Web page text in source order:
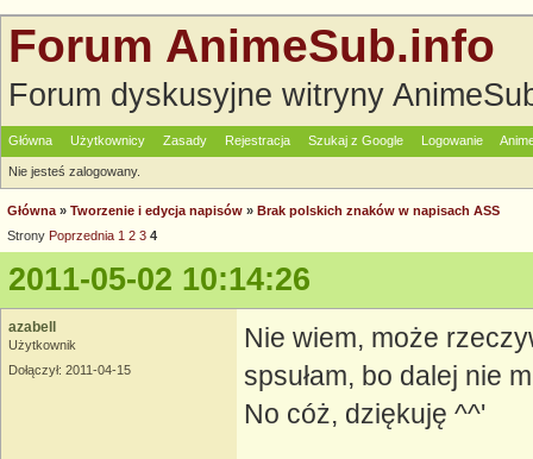
Forum AnimeSub.info
Forum dyskusyjne witryny
Główna Użytkownicy Zasady Rejestracja Szukaj z Google Logowanie
Nie jesteś zalogowany.
Główna » Tworzenie i edycja napisów » Brak polskich znaków w napisach ASS
Strony Poprzednia 1 2 3 4
2011-05-02 10:14:26
azabell
Użytkownik
Dołączył: 2011-04-15
Nie wiem, może
spsułam, bo dalej nie
No cóż, dziękuję ^^'